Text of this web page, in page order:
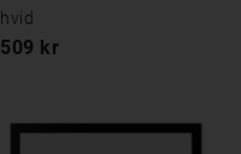
hvid
509 kr